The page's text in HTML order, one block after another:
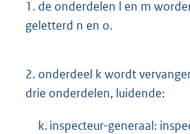
1. de onderdelen l en m
geletterd n en o.
2. onderdeel k wordt
drie onderdelen, luidende:
k. inspecteur-generaal: